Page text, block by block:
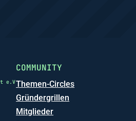
e.V
COMMUNITY
Themen-Circles
Gründergrillen
Mitglieder